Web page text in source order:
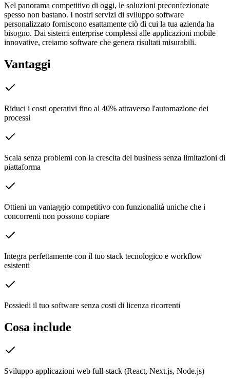
Nel panorama competitivo di oggi, le soluzioni preconfezionate
spesso non bastano. I nostri servizi di sviluppo software
personalizzato forniscono esattamente ciò di cui la tua azienda ha
bisogno. Dai sistemi enterprise complessi alle applicazioni mobile
innovative, creiamo software che genera risultati misurabili.
Vantaggi
Riduci i costi operativi fino al 40% attraverso l'automazione dei
processi
Scala senza problemi con la crescita del business senza limitazioni di
piattaforma
Ottieni un vantaggio competitivo con funzionalità uniche che i
concorrenti non possono copiare
Integra perfettamente con il tuo stack tecnologico e workflow
esistenti
Possiedi il tuo software senza costi di licenza ricorrenti
Cosa include
Sviluppo applicazioni web full-stack (React, Next.js, Node.js)